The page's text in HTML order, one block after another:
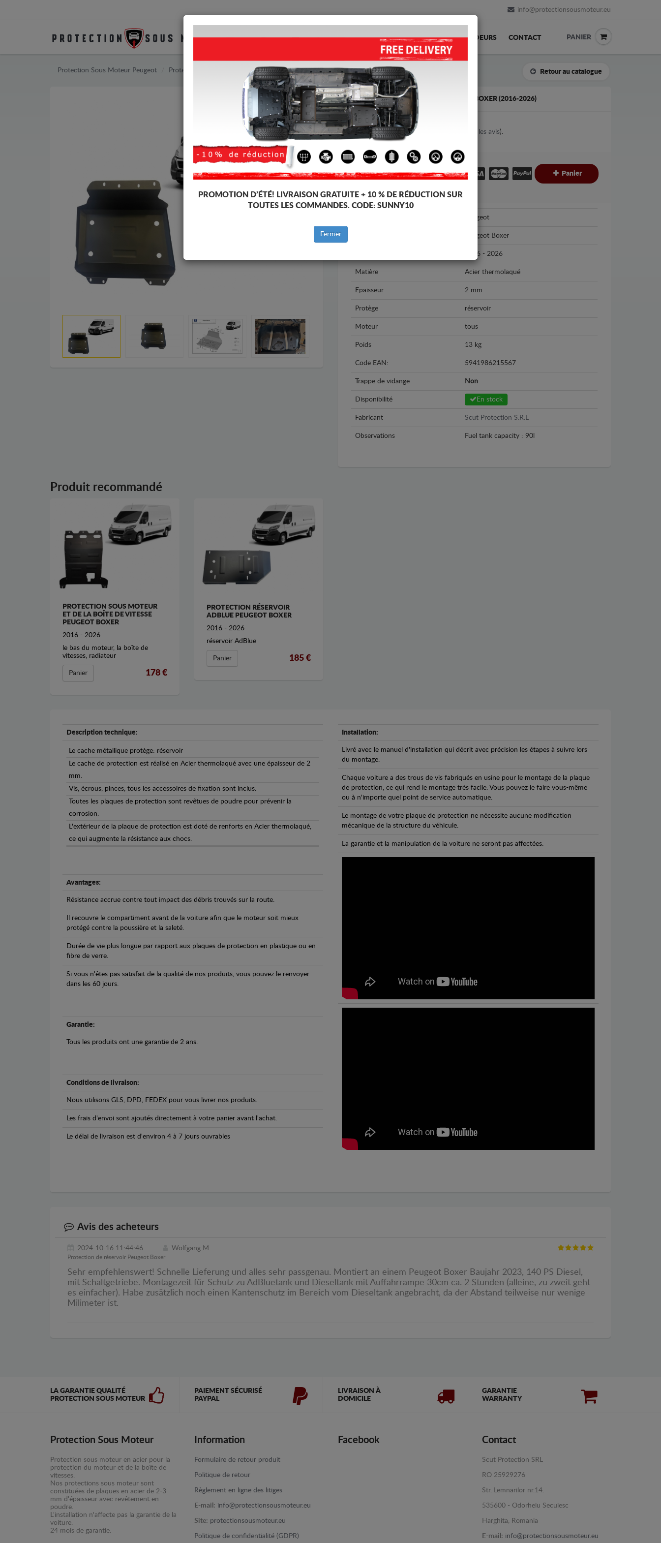
info@protectionsousmoteur.eu
PROTECTION ACCUEIL LIVRAISON AVIS REVENDEURS CONTACT PANIER
Protection Sous Moteur Peugeot Protection Sous Moteur Peugeot Boxer Retour au catalogue
PROTECTION DE RÉSERVOIR PEUGEOT BOXER (2016-2026)
5.00 out of5stars based on Voir les avis).
Code d'article: 99.024
191 €
184€ Panier
Peugeot
Peugeot Boxer
2016 - 2026
Matière Acier thermolaqué
Epaisseur 2 mm
Protège réservoir
Moteur tous
Poids 13 kg
Code EAN: 5941986215567
Trappe de vidange Non
Disponibilité En stock
Fabricant Scut Protection S.R.L
Observations Fuel tank capacity : 90l
Produit recommandé
PROTECTION SOUS MOTEUR
ET DE LA BOÎTE DE VITESSE
PEUGEOT BOXER
2016 - 2026
le bas du moteur, la boîte de
vitesses, radiateur
Panier 178 €
PROTECTION RÉSERVOIR
ADBLUE PEUGEOT BOXER
2016 - 2026
réservoir AdBlue
Panier 185 €
Description technique:
Le cache métallique protège: réservoir
Le cache de protection est réalisé en Acier thermolaqué avec une épaisseur de 2
mm.
Vis, écrous, pinces, tous les accessoires de fixation sont inclus.
Toutes les plaques de protection sont revêtues de poudre pour prévenir la
corrosion.
L'extérieur de la plaque de protection est doté de renforts en Acier thermolaqué,
ce qui augmente la résistance aux chocs.
Avantages:
Résistance accrue contre tout impact des débris trouvés sur la route.
Il recouvre le compartiment avant de la voiture afin que le moteur soit mieux
protégé contre la poussière et la saleté.
Durée de vie plus longue par rapport aux plaques de protection en plastique ou en
fibre de verre.
Si vous n'êtes pas satisfait de la qualité de nos produits, vous pouvez le renvoyer
dans les 60 jours.
Garantie:
Tous les produits ont une garantie de 2 ans.
Conditions de livraison:
Nous utilisons GLS, DPD, FEDEX pour vous livrer nos produits.
Les frais d'envoi sont ajoutés directement à votre panier avant l'achat.
Le délai de livraison est d'environ 4 à 7 jours ouvrables
Installation:
Livré avec le manuel d'installation qui décrit avec précision les étapes à suivre lors
du montage.
Chaque voiture a des trous de vis fabriqués en usine pour le montage de la plaque
de protection, ce qui rend le montage très facile. Vous pouvez le faire vous-même
ou à n'importe quel point de service automatique.
Le montage de votre plaque de protection ne nécessite aucune modification
mécanique de la structure du véhicule.
La garantie et la manipulation de la voiture ne seront pas affectées.
Avis des acheteurs
2024-10-16 11:44:46 Wolfgang M.
Protection de réservoir Peugeot Boxer
Sehr empfehlenswert! Schnelle Lieferung und alles sehr passgenau. Montiert an einem Peugeot Boxer Baujahr 2023, 140 PS Diesel,
mit Schaltgetriebe. Montagezeit für Schutz zu AdBluetank und Dieseltank mit Auffahrrampe 30cm ca. 2 Stunden (alleine, zu zweit geht
es einfacher). Habe zusätzlich noch einen Kantenschutz im Bereich vom Dieseltank angebracht, da der Abstand teilweise nur wenige
Milimeter ist.
LA GARANTIE QUALITÉ
PROTECTION SOUS MOTEUR
PAIEMENT SÉCURISÉ
PAYPAL
LIVRAISON À
DOMICILE
GARANTIE
WARRANTY
Protection Sous Moteur
Protection sous moteur en acier pour la
protection du moteur et de la boîte de
vitesses.
Nos protections sous moteur sont
constituées de plaques en acier de 2-3
mm d'épaisseur avec revêtement en
poudre.
L'installation n'affecte pas la garantie de la
voiture.
24 mois de garantie.
Information
Formulaire de retour produit
Politique de retour
Règlement en ligne des litiges
E-mail: info@protectionsousmoteur.eu
Site: protectionsousmoteur.eu
Politique de confidentialité (GDPR)
Facebook Contact
Scut Protection SRL
RO 25929276
Str. Lemnarilor nr.14.
535600 - Odorheiu Secuiesc
Harghita, Romania
E-mail: info@protectionsousmoteur.eu
PROMOTION D’ÉTÉ! LIVRAISON GRATUITE + 10 % DE RÉDUCTION SUR
TOUTES LES COMMANDES. CODE: SUNNY10
Fermer